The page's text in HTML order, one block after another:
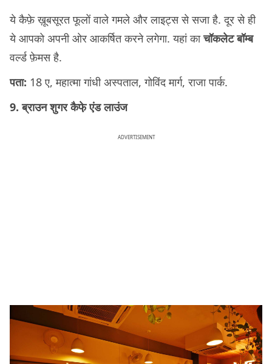
ये कैफ़े ख़ूबसूरत फूलों वाले गमले और लाइट्स से सजा है. दूर से ही
ये आपको अपनी ओर आकर्षित करने लगेगा. यहां काचॉकलेट बॉम्ब
वर्ल्ड फ़ेमस है.
पता: 18 ए, महात्मा गांधी अस्पताल, गोविंद मार्ग, राजा पार्क.
9. ब्राउन शुगर कैफे़ एंड लाउंज
ADVERTISEMENT